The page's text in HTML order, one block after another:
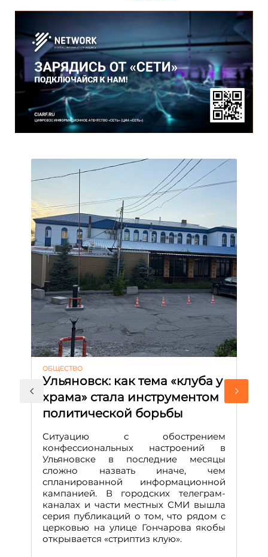
ОБЩЕСТВО
Ульяновск: как тема «клуба у
храма» стала инструментом
политической борьбы
Ситуацию с обострением
конфессиональных настроений в
Ульяновске в последние месяцы
сложно назвать иначе, чем
спланированной информационной
кампанией. В городских телеграм-
каналах и части местных СМИ вышла
серия публикаций о том, что рядом с
церковью на улице Гончарова якобы
открывается «стриптиз клую».